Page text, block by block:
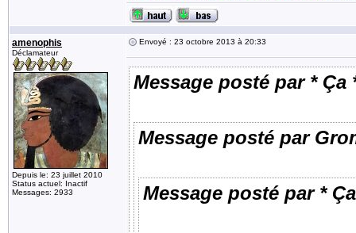
amenophis
Déclamateur
Depuis le: 23 juillet 2010
Status actuel: Inactif
Messages: 2933
Envoyé : 23 octobre 2013 à 20:33
Message posté par * Ça
Message posté par
Message posté par *